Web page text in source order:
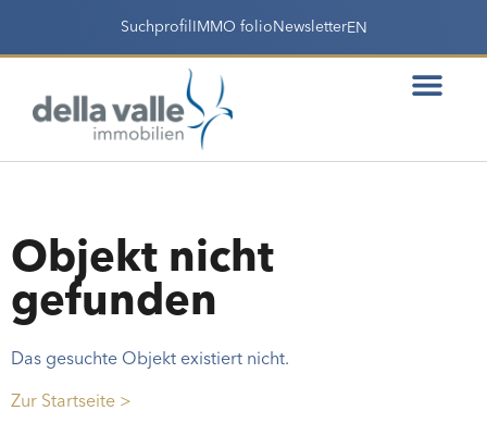
Suchprofil IMMO folio NewsletterEN
Objekt nicht
gefunden
Das gesuchte Objekt existiert nicht.
Zur Startseite >